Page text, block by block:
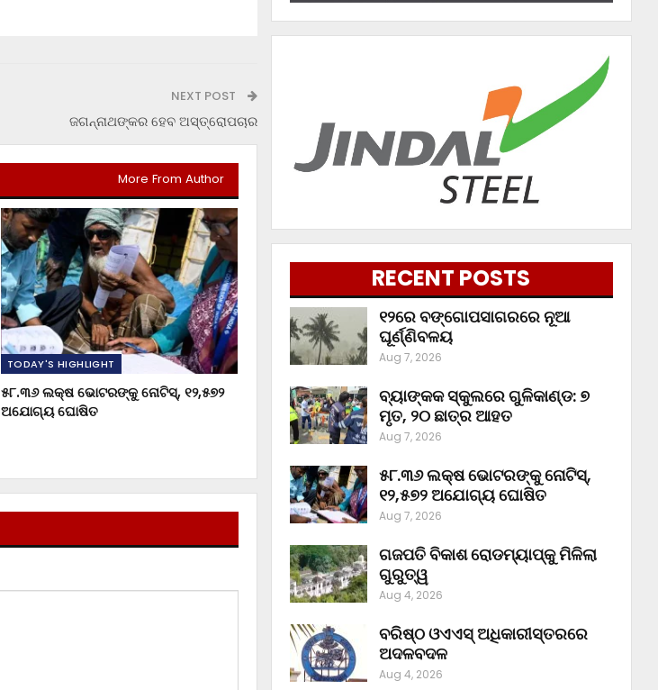
NEXT POST
ଜଗନ୍ନାଥଙ୍କର ହେବ ଅସ୍ତ୍ରୋପଚାର
More From Author
TODAY'S HIGHLIGHT
୫୮.୩୬ ଲକ୍ଷ ଭୋଟରଙ୍କୁ ନୋଟିସ୍‌, ୧୨,୫୭୨
ଅଯୋଗ୍ୟ ଘୋଷିତ
RECENT POSTS
୧୨ରେ ବଙ୍ଗୋପସାଗରରେ ନୂଆ
ଘୂର୍ଣ୍ଣିବଳୟ
Aug 7, 2026
ବ୍ୟାଙ୍କକ ସ୍କୁଲରେ ଗୁଳିକାଣ୍ଡ: ୭
ମୃତ, ୨୦ ଛାତ୍ର ଆହତ
Aug 7, 2026
୫୮.୩୬ ଲକ୍ଷ ଭୋଟରଙ୍କୁ ନୋଟିସ୍‌,
୧୨,୫୭୨ ଅଯୋଗ୍ୟ ଘୋଷିତ
Aug 7, 2026
ଗଜପତି ବିକାଶ ରୋଡମ୍ୟାପ୍‌କୁ ମିଳିଲା
ଗୁରୁତ୍ୱ
Aug 4, 2026
ବରିଷ୍ଠ ଓଏଏସ୍‌ ଅଧିକାରୀସ୍ତରରେ
ଅଦଳବଦଳ
Aug 4, 2026